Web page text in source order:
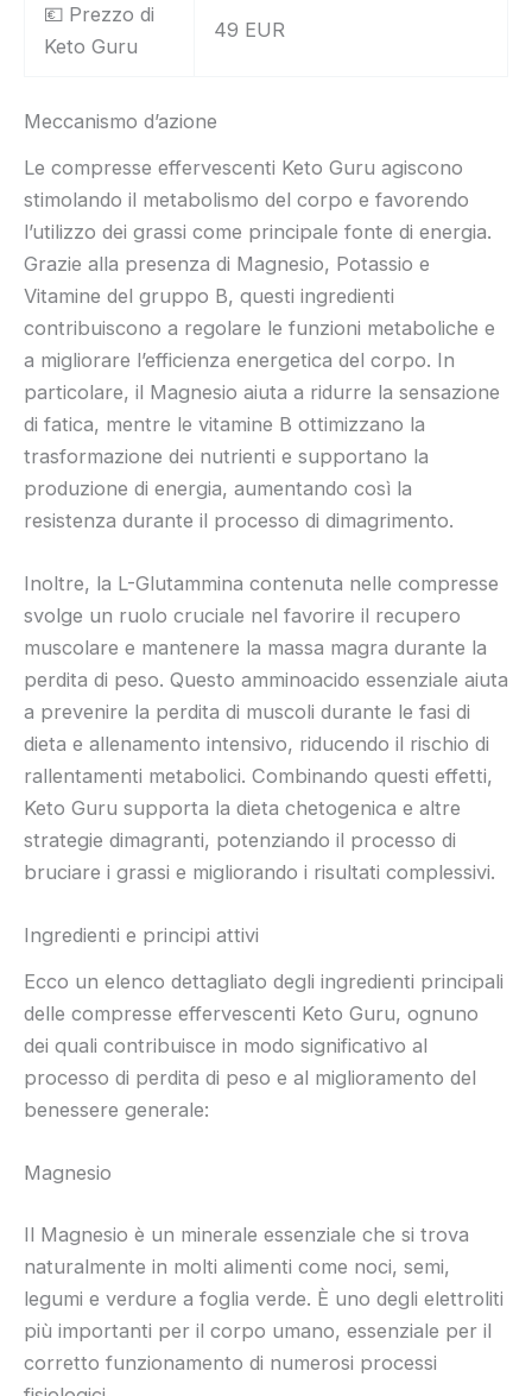
💶 Prezzo di
Keto Guru
49 EUR
Meccanismo d’azione
Le compresse effervescenti Keto Guru agiscono
stimolando il metabolismo del corpo e favorendo
l’utilizzo dei grassi come principale fonte di energia.
Grazie alla presenza di Magnesio, Potassio e
Vitamine del gruppo B, questi ingredienti
contribuiscono a regolare le funzioni metaboliche e
a migliorare l’efficienza energetica del corpo. In
particolare, il Magnesio aiuta a ridurre la sensazione
di fatica, mentre le vitamine B ottimizzano la
trasformazione dei nutrienti e supportano la
produzione di energia, aumentando così la
resistenza durante il processo di dimagrimento.
Inoltre, la L-Glutammina contenuta nelle compresse
svolge un ruolo cruciale nel favorire il recupero
muscolare e mantenere la massa magra durante la
perdita di peso. Questo amminoacido essenziale aiuta
a prevenire la perdita di muscoli durante le fasi di
dieta e allenamento intensivo, riducendo il rischio di
rallentamenti metabolici. Combinando questi effetti,
Keto Guru supporta la dieta chetogenica e altre
strategie dimagranti, potenziando il processo di
bruciare i grassi e migliorando i risultati complessivi.
Ingredienti e principi attivi
Ecco un elenco dettagliato degli ingredienti principali
delle compresse effervescenti Keto Guru, ognuno
dei quali contribuisce in modo significativo al
processo di perdita di peso e al miglioramento del
benessere generale:
Magnesio
Il Magnesio è un minerale essenziale che si trova
naturalmente in molti alimenti come noci, semi,
legumi e verdure a foglia verde. È uno degli elettroliti
più importanti per il corpo umano, essenziale per il
corretto funzionamento di numerosi processi